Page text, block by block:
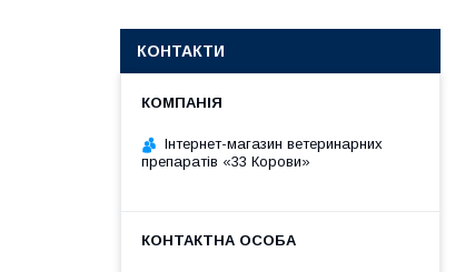
КОНТАКТИ
Інтернет-магазин ветеринарних
препаратів «33 Корови»